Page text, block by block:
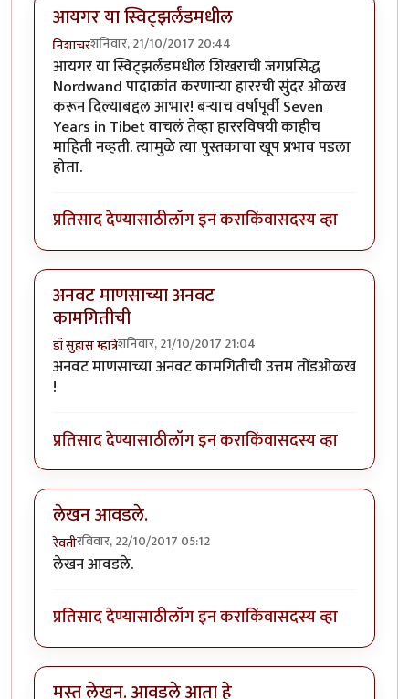
आयगर या स्विट्झर्लंडमधील
निशाचरशनिवार, 21/10/2017 20:44
आयगर या स्विट्झर्लंडमधील शिखराची जगप्रसिद्ध
Nordwand पादाक्रांत करणार्‍या हाररची सुंदर ओळख
करून दिल्याबद्दल आभार! बर्‍याच वर्षांपूर्वी Seven
Years in Tibet वाचलं तेव्हा हाररविषयी काहीच
माहिती नव्हती. त्यामुळे त्या पुस्तकाचा खूप प्रभाव पडला
होता.
प्रतिसाद देण्यासाठीलॉग इन कराकिंवासदस्य व्हा
अनवट माणसाच्या अनवट
कामगितीची
डॉ सुहास म्हात्रेशनिवार, 21/10/2017 21:04
अनवट माणसाच्या अनवट कामगितीची उत्तम तोंडओळख
!
प्रतिसाद देण्यासाठीलॉग इन कराकिंवासदस्य व्हा
लेखन आवडले.
रेवतीरविवार, 22/10/2017 05:12
लेखन आवडले.
प्रतिसाद देण्यासाठीलॉग इन कराकिंवासदस्य व्हा
मस्त लेखन. आवडले आता हे